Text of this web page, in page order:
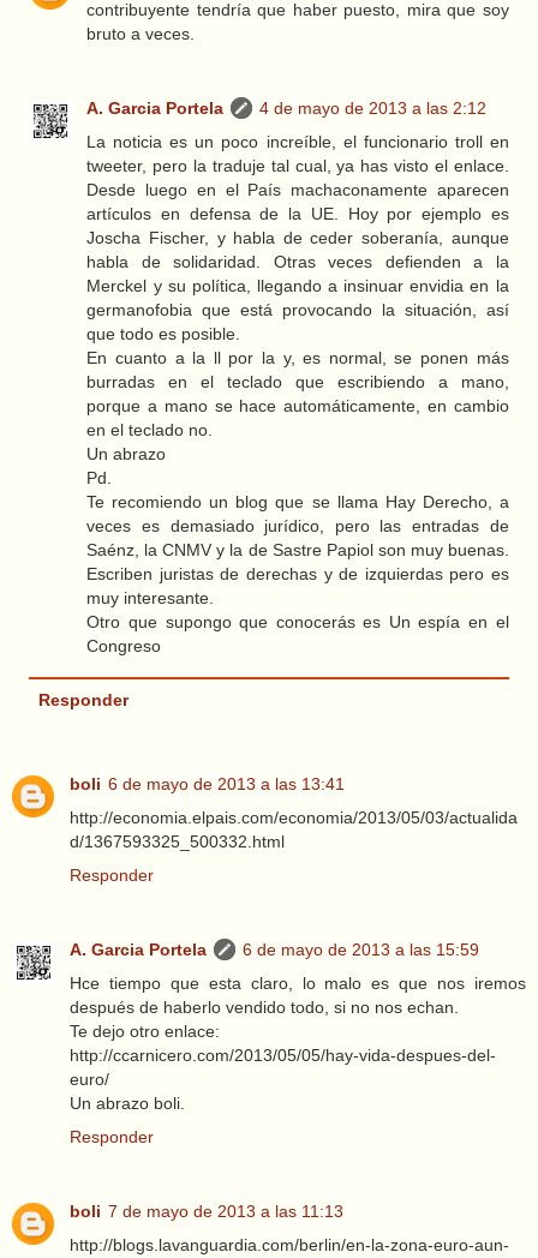
contribuyente tendría que haber puesto, mira que soy
bruto a veces.
A. Garcia Portela
4 de mayo de 2013 a las 2:12
La noticia es un poco increíble, el funcionario troll en
tweeter, pero la traduje tal cual, ya has visto el enlace.
Desde luego en el País machaconamente aparecen
artículos en defensa de la UE. Hoy por ejemplo es
Joscha Fischer, y habla de ceder soberanía, aunque
habla de solidaridad. Otras veces defienden a la
Merckel y su política, llegando a insinuar envidia en la
germanofobia que está provocando la situación, así
que todo es posible.
En cuanto a la ll por la y, es normal, se ponen más
burradas en el teclado que escribiendo a mano,
porque a mano se hace automáticamente, en cambio
en el teclado no.
Un abrazo
Pd.
Te recomiendo un blog que se llama Hay Derecho, a
veces es demasiado jurídico, pero las entradas de
Saénz, la CNMV y la de Sastre Papiol son muy buenas.
Escriben juristas de derechas y de izquierdas pero es
muy interesante.
Otro que supongo que conocerás es Un espía en el
Congreso
Responder
boli 6 de mayo de 2013 a las 13:41
http://economia.elpais.com/economia/2013/05/03/actualida
d/1367593325_500332.html
Responder
A. Garcia Portela
6 de mayo de 2013 a las 15:59
Hce tiempo que esta claro, lo malo es que nos iremos
después de haberlo vendido todo, si no nos echan.
Te dejo otro enlace:
http://ccarnicero.com/2013/05/05/hay-vida-despues-del-
euro/
Un abrazo boli.
Responder
boli 7 de mayo de 2013 a las 11:13
http://blogs.lavanguardia.com/berlin/en-la-zona-euro-aun-